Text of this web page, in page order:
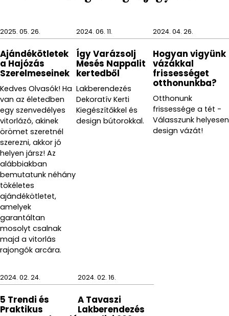
2025. 05. 26.
Ajándékötletek
a Hajózás
Szerelmeseinek
Kedves Olvasók! Ha
van az életedben
egy szenvedélyes
vitorlázó, akinek
örömet szeretnél
szerezni, akkor jó
helyen jársz! Az
alábbiakban
bemutatunk néhány
tökéletes
ajándékötletet,
amelyek
garantáltan
mosolyt csalnak
majd a vitorlás
rajongók arcára.
2024. 06. 11.
Így Varázsolj
Mesés Nappalit
kertedből
Lakberendezés
Dekoratív Kerti
Kiegészítőkkel és
design bútorokkal.
2024. 04. 26.
Hogyan vigyünk
vázákkal
frissességet
otthonunkba?
Otthonunk
frissessége a tét -
Válasszunk helyesen
design vázát!
2024. 02. 24.
5 Trendi és
Praktikus
2024. 02. 16.
A Tavaszi
Lakberendezés